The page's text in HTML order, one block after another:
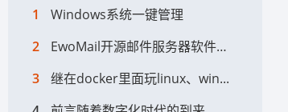
1
Windows系统一键管理
2
EwoMail开源邮件服务器软件随着互联...
3
继在docker里面玩linux、win...